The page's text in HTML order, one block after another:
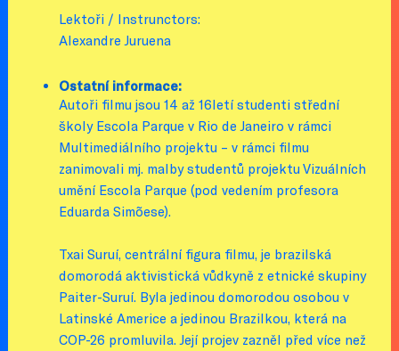
Lektoři / Instrunctors:
Alexandre Juruena
Ostatní informace:
Autoři filmu jsou 14 až 16letí studenti střední
školy Escola Parque v Rio de Janeiro v rámci
Multimediálního projektu – v rámci filmu
zanimovali mj. malby studentů projektu Vizuálních
umění Escola Parque (pod vedením profesora
Eduarda Simõese).
Txai Suruí, centrální figura filmu, je brazilská
domorodá aktivistická vůdkyně z etnické skupiny
Paiter-Suruí. Byla jedinou domorodou osobou v
Latinské Americe a jedinou Brazilkou, která na
COP-26 promluvila. Její projev zazněl před více než